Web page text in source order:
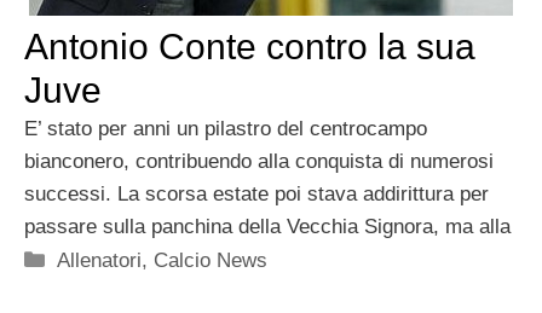
Antonio Conte contro la sua
Juve
E’ stato per anni un pilastro del centrocampo
bianconero, contribuendo alla conquista di numerosi
successi. La scorsa estate poi stava addirittura per
passare sulla panchina della Vecchia Signora, ma alla
Categorie
Allenatori, Calcio News